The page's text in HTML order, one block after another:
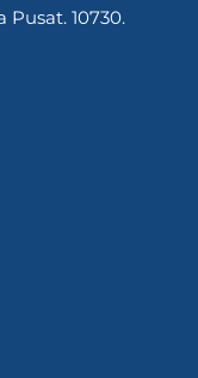
Pusat. 10730.